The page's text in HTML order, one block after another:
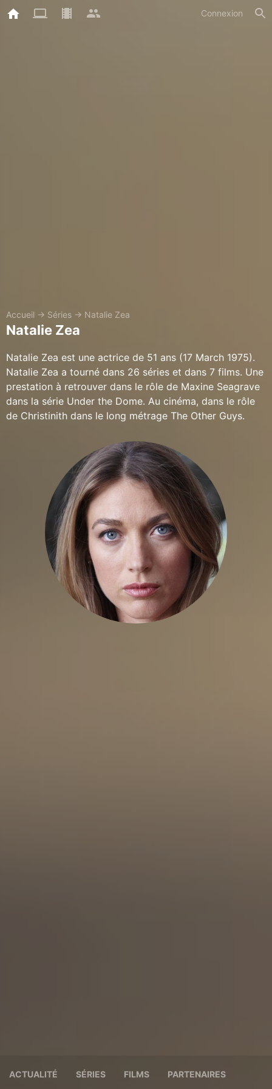
Connexion
Accueil → Séries → Natalie Zea
Natalie Zea
Natalie Zea est une actrice de 51 ans (17 March 1975).
Natalie Zea a tourné dans 26 séries et dans 7 films. Une
prestation à retrouver dans le rôle de Maxine Seagrave
dans la série Under the Dome. Au cinéma, dans le rôle
de Christinith dans le long métrage The Other Guys.
ACTUALITÉ SÉRIES FILMS PARTENAIRES